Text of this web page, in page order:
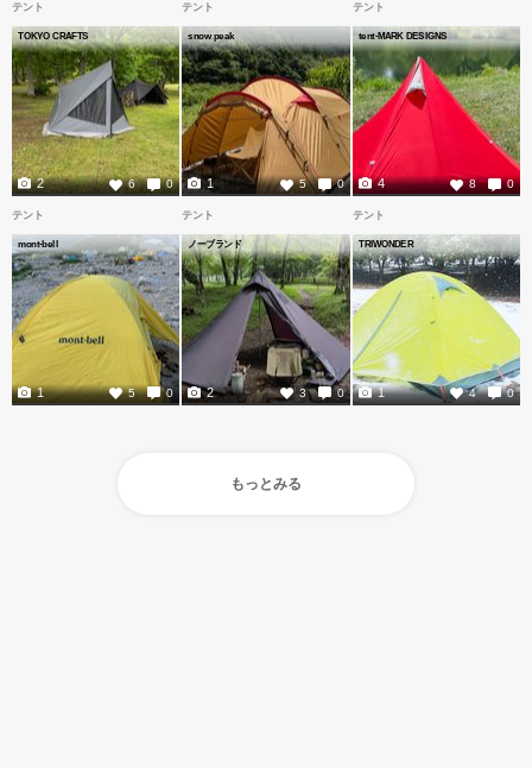
テント
TOKYO CRAFTS
6 0
2
テント
snow peak
5 0
1
テント
tent-MARK DESIGNS
8 0
4
テント
mont-bell
5 0
1
テント
ノーブランド
3 0
2
テント
TRIWONDER
4 0
1
もっとみる